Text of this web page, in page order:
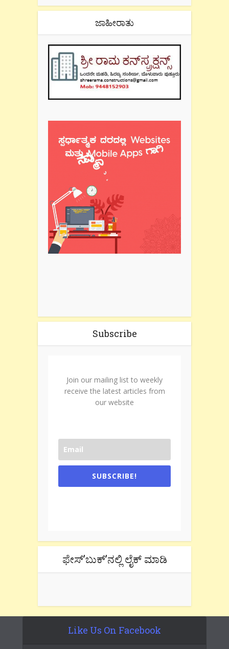
ಜಾಹೀರಾತು
Subscribe
Join our mailing list to weekly
receive the latest articles from
our website
SUBSCRIBE!
ಫೇಸ್’ಬುಕ್’ನಲ್ಲಿ ಲೈಕ್ ಮಾಡಿ
Like Us On Facebook